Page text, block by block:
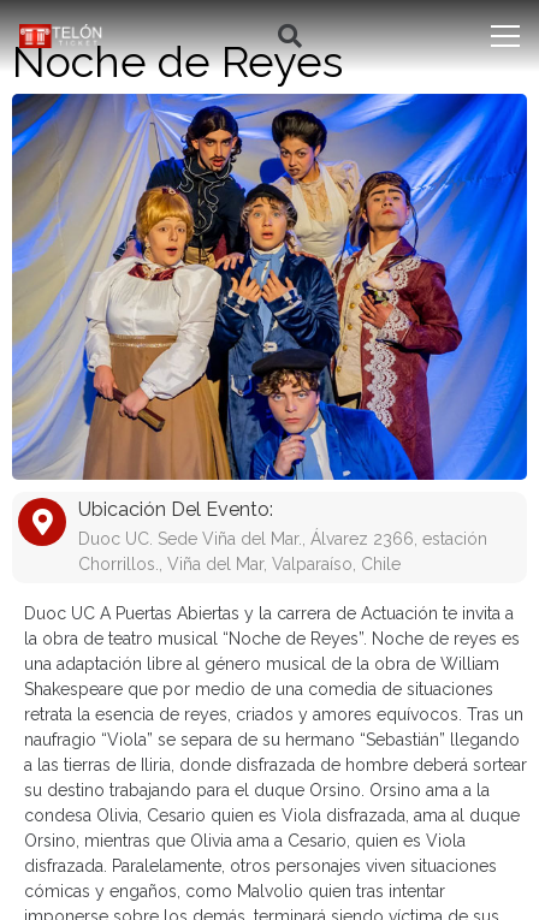
Noche de Reyes
Ubicación Del Evento:
Duoc UC. Sede Viña del Mar., Álvarez 2366, estación
Chorrillos., Viña del Mar, Valparaíso, Chile
Duoc UC A Puertas Abiertas y la carrera de Actuación te invita a
la obra de teatro musical “Noche de Reyes”. Noche de reyes es
una adaptación libre al género musical de la obra de William
Shakespeare que por medio de una comedia de situaciones
retrata la esencia de reyes, criados y amores equívocos. Tras un
naufragio “Viola” se separa de su hermano “Sebastián” llegando
a las tierras de Iliria, donde disfrazada de hombre deberá sortear
su destino trabajando para el duque Orsino. Orsino ama a la
condesa Olivia, Cesario quien es Viola disfrazada, ama al duque
Orsino, mientras que Olivia ama a Cesario, quien es Viola
disfrazada. Paralelamente, otros personajes viven situaciones
cómicas y engaños, como Malvolio quien tras intentar